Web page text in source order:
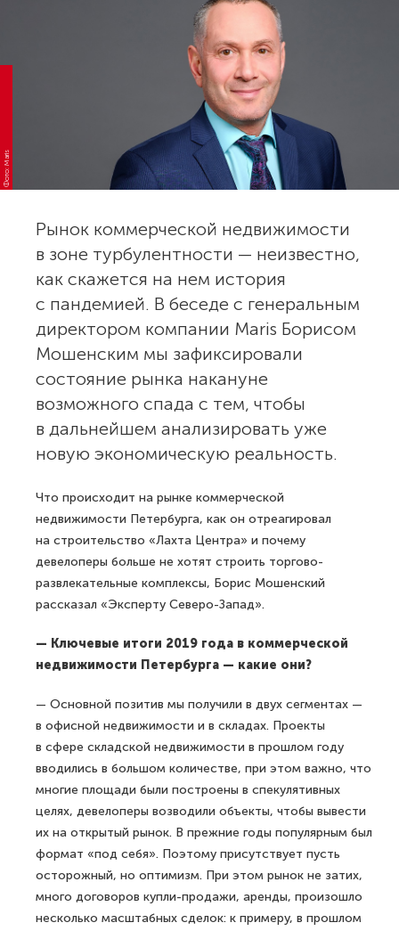
Фото: Maris
Рынок коммерческой недвижимости
в зоне турбулентности — неизвестно,
как скажется на нем история
с пандемией. В беседе с генеральным
директором компании Maris Борисом
Мошенским мы зафиксировали
состояние рынка накануне
возможного спада с тем, чтобы
в дальнейшем анализировать уже
новую экономическую реальность.
Что происходит на рынке коммерческой
недвижимости Петербурга, как он отреагировал
на строительство «Лахта Центра» и почему
девелоперы больше не хотят строить торгово-
развлекательные комплексы, Борис Мошенский
рассказал «Эксперту Северо-Запад».
— Ключевые итоги 2019 года в коммерческой
недвижимости Петербурга — какие они?
— Основной позитив мы получили в двух сегментах —
в офисной недвижимости и в складах. Проекты
в сфере складской недвижимости в прошлом году
вводились в большом количестве, при этом важно, что
многие площади были построены в спекулятивных
целях, девелоперы возводили объекты, чтобы вывести
их на открытый рынок. В прежние годы популярным был
формат «под себя». Поэтому присутствует пусть
осторожный, но оптимизм. При этом рынок не затих,
много договоров купли-продажи, аренды, произошло
несколько масштабных сделок: к примеру, в прошлом